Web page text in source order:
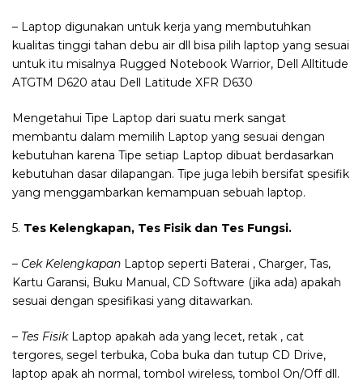
– Laptop digunakan untuk kerja yang membutuhkan
kualitas tinggi tahan debu air dll bisa pilih laptop yang sesuai
untuk itu misalnya Rugged Notebook Warrior, Dell Alltitude
ATGTM D620 atau Dell Latitude XFR D630
Mengetahui Tipe Laptop dari suatu merk sangat
membantu dalam memilih Laptop yang sesuai dengan
kebutuhan karena Tipe setiap Laptop dibuat berdasarkan
kebutuhan dasar dilapangan. Tipe juga lebih bersifat spesifik
yang menggambarkan kemampuan sebuah laptop.
5. Tes Kelengkapan, Tes Fisik dan Tes Fungsi.
– Cek Kelengkapan Laptop seperti Baterai , Charger, Tas,
Kartu Garansi, Buku Manual, CD Software (jika ada) apakah
sesuai dengan spesifikasi yang ditawarkan.
– Tes Fisik Laptop apakah ada yang lecet, retak , cat
tergores, segel terbuka, Coba buka dan tutup CD Drive,
laptop apak ah normal, tombol wireless, tombol On/Off dll.